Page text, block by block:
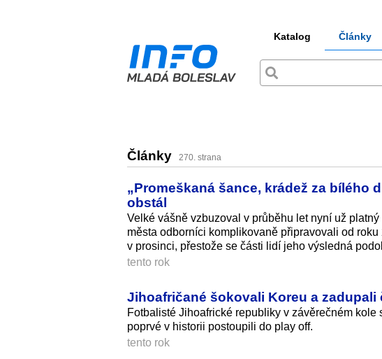
Katalog Články
Články 270. strana
„Promeškaná šance, krádež za bílého
obstál
Velké vášně vzbuzoval v průběhu let nyní už
města odborníci komplikovaně připravovali od
v prosinci, přestože se části lidí jeho výsledná
tento rok
Jihoafričané šokovali Koreu a zadupali
Fotbalisté Jihoafrické republiky v závěrečném
poprvé v historii postoupili do play off.
tento rok